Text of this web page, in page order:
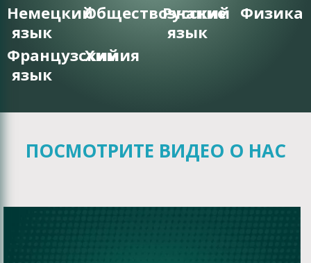
Немецкий
язык
Обществознание
Русский
язык
Физика
Французский
язык
Химия
ПОСМОТРИТЕ ВИДЕО О НАС